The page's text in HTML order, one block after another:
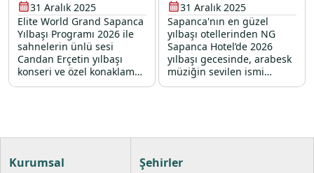
31 Aralık 2025
Elite World Grand Sapanca
Yılbaşı Programı 2026 ile
sahnelerin ünlü sesi
Candan Erçetin yılbaşı
konseri ve özel konaklamalı
yılbaşı seçenekleri sizleri
31 Aralık 2025
Sapanca'nın en güzel
yılbaşı otellerinden NG
Sapanca Hotel’de 2026
yılbaşı gecesinde, arabesk
müziğin sevilen ismi
Bülent Serttaş sahne
Kurumsal Şehirler